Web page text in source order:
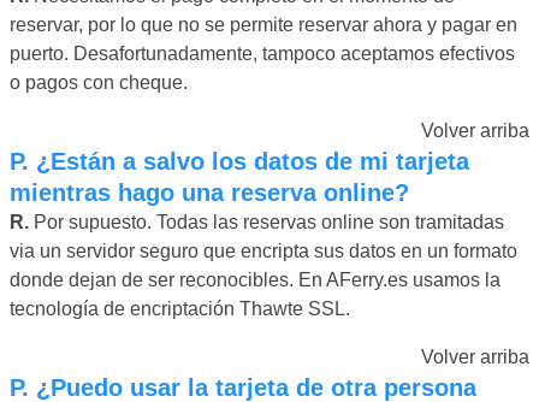
reservar, por lo que no se permite reservar ahora y pagar en
puerto. Desafortunadamente, tampoco aceptamos efectivos
o pagos con cheque.
Volver arriba
P. ¿Están a salvo los datos de mi tarjeta
mientras hago una reserva online?
R. Por supuesto. Todas las reservas online son tramitadas
via un servidor seguro que encripta sus datos en un formato
donde dejan de ser reconocibles. En AFerry.es usamos la
tecnología de encriptación Thawte SSL.
Volver arriba
P. ¿Puedo usar la tarjeta de otra persona